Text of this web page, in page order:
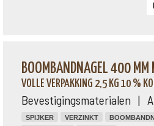
BOOMBANDNAGEL 400 MM
VOLLE VERPAKKING 2,5 KG 10 %
Bevestigingsmaterialen |
SPIJKER VERZINKT